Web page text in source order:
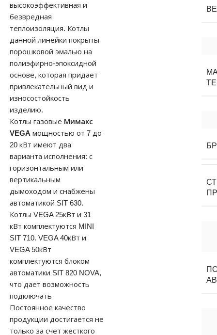
высокоэффективная и
безвредная
теплоизоляция. Котлы
данной линейки покрыты
порошковой эмалью на
полиэфирно-эпоксидной
основе, которая придает
привлекательный вид и
износостойкость
изделию.
Котлы газовые Мимакс
VEGA мощностью от 7 до
20 кВт имеют два
варианта исполнения: с
горизонтальным или
вертикальным
дымоходом и снабжены
автоматикой SIT 630.
Котлы VEGA 25кВт и 31
кВт комплектуются MINI
SIT 710. VEGA 40кВт и
VEGA 50кВт
комплектуются блоком
автоматики SIT 820 NOVA,
что дает возможность
подключать
Постоянное качество
продукции достигается не
только за счет жесткого